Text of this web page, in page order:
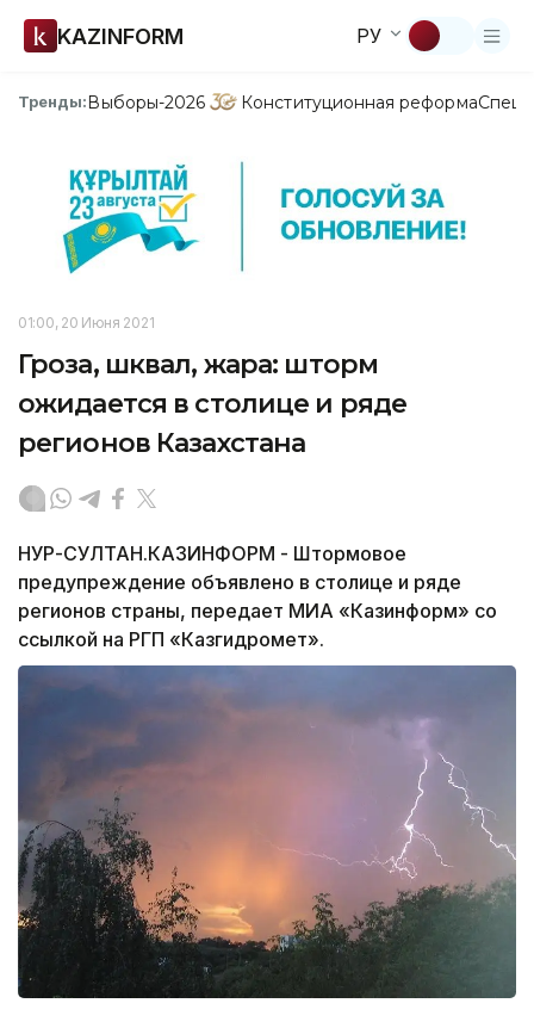
KAZINFORM РУ
Тренды:Выборы-2026 Конституционная реформа
01:00, 20 Июня 2021
Гроза, шквал, жара: шторм
ожидается в столице и ряде
регионов Казахстана
НУР-СУЛТАН.КАЗИНФОРМ - Штормовое
предупреждение объявлено в столице и ряде
регионов страны, передает МИА «Казинформ» со
ссылкой на РГП «Казгидромет».